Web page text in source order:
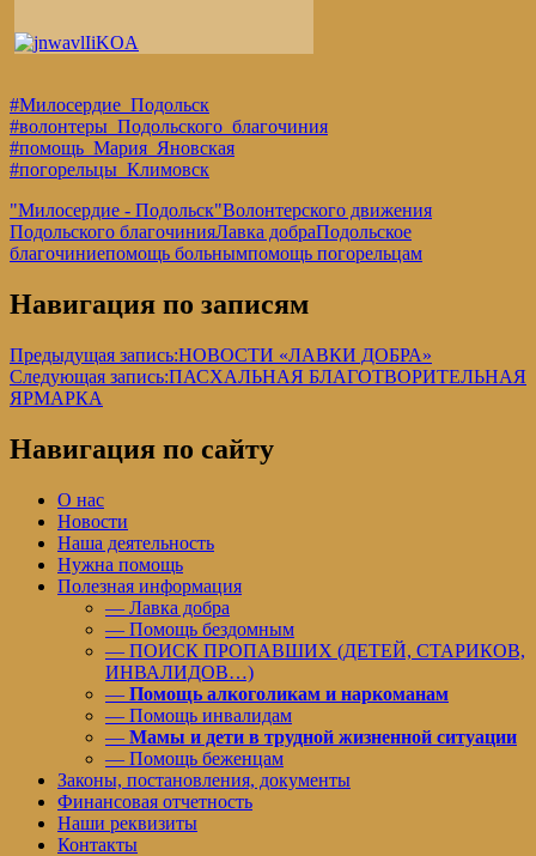
#Милосердие_Подольск
#волонтеры_Подольского_благочиния
#помощь_Мария_Яновская
#погорельцы_Климовск
"Милосердие - Подольск"Волонтерского движения
Подольского благочинияЛавка добраПодольское
благочиниепомощь больнымпомощь погорельцам
Навигация по записям
Предыдущая запись:НОВОСТИ «ЛАВКИ ДОБРА»
Следующая запись:ПАСХАЛЬНАЯ БЛАГОТВОРИТЕЛЬНАЯ
ЯРМАРКА
Навигация по сайту
О нас
Новости
Наша деятельность
Нужна помощь
Полезная информация
— Лавка добра
— Помощь бездомным
— ПОИСК ПРОПАВШИХ (ДЕТЕЙ, СТАРИКОВ,
ИНВАЛИДОВ…)
— Помощь алкоголикам и наркоманам
— Помощь инвалидам
— Мамы и дети в трудной жизненной ситуации
— Помощь беженцам
Законы, постановления, документы
Финансовая отчетность
Наши реквизиты
Контакты